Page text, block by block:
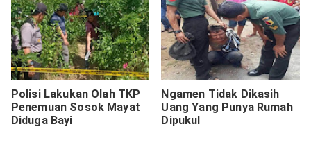
Polisi Lakukan Olah TKP
Penemuan Sosok Mayat
Diduga Bayi
Ngamen Tidak Dikasih
Uang Yang Punya Rumah
Dipukul